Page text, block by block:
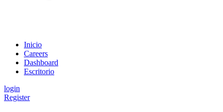
Inicio
Careers
Dashboard
Escritorio
login
Register